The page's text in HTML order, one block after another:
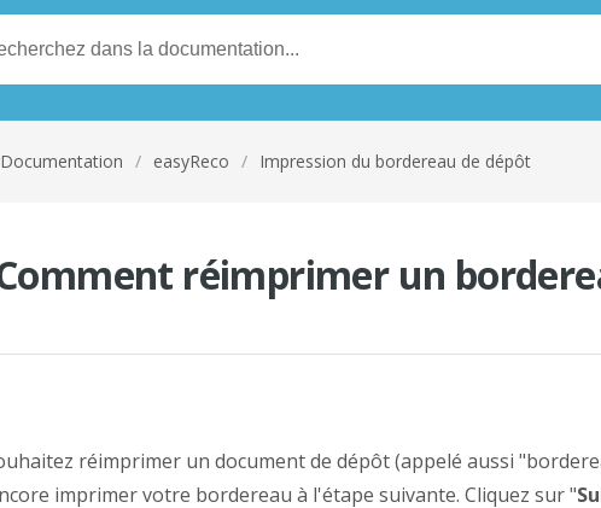
Documentation / easyReco / Impression du bordereau de dépôt
réimprimer un
réimprimer un document de dépôt (appelé aussi
imprimer votre bordereau à l'étape suivante. Cliquez sur "